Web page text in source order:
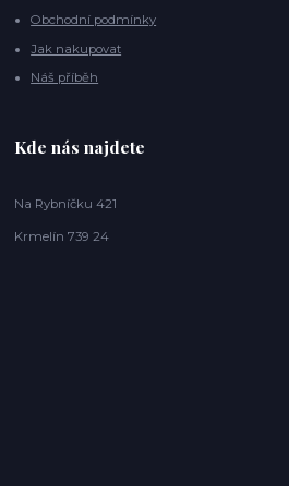
Obchodní podmínky
Jak nakupovat
Náš příběh
Kde nás najdete
Na Rybníčku 421
Krmelín 739 24